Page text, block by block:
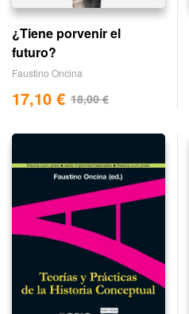
¿Tiene porvenir el
futuro?
Faustino Oncina
18,00€
17,10 €